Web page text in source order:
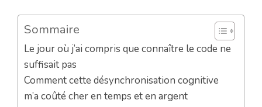
Sommaire
Le jour où j’ai compris que connaître le code ne
suffisait pas
Comment cette désynchronisation cognitive
m’a coûté cher en temps et en argent